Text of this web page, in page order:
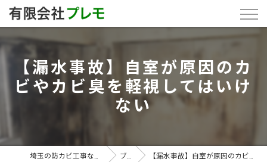
【漏水事故】自室が原因のカ
ビやカビ臭を軽視してはいけ
ない
ブログ 【漏水事故】自室が原因のカビやカビ臭を軽視してはいけない